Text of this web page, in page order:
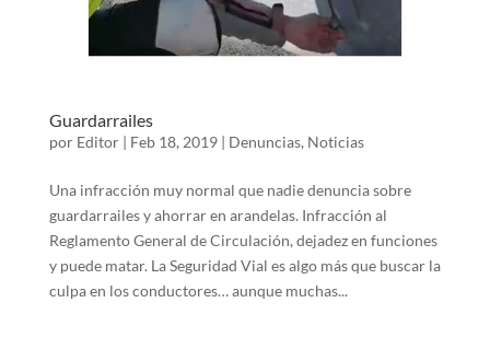
Guardarrailes
por Editor| Feb 18, 2019| Denuncias, Noticias
Una infracción muy normal que nadie denuncia sobre
guardarrailes y ahorrar en arandelas. Infracción al
Reglamento General de Circulación, dejadez en funciones
y puede matar. La Seguridad Vial es algo más que buscar la
culpa en los conductores… aunque muchas...